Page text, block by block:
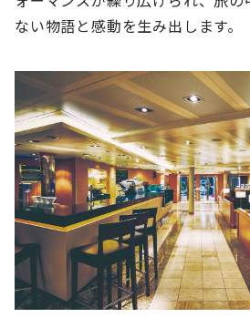
ない物語と感動を生み出します。